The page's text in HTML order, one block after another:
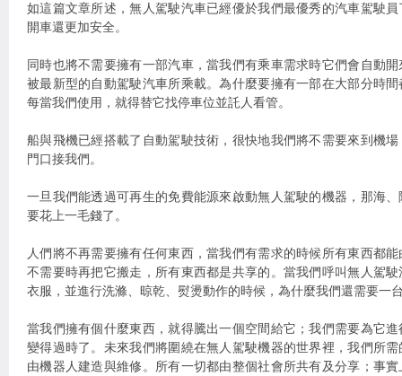
如這篇文章所述，無人駕駛汽車已經優於我們最優秀的汽車駕駛
開車還更加安全。
同時也將不需要擁有一部汽車，當我們有乘車需求時它們會自動
被最新型的自動駕駛汽車所乘載。為什麼要擁有一部在大部分時
每當我們使用，就得替它找停車位並託人看管。
船與飛機已經搭載了自動駕駛技術，很快地我們將不需要來到機
門口接我們。
一旦我們能透過可再生的免費能源來啟動無人駕駛的機器，那海
要花上一毛錢了。
人們將不再需要擁有任何東西，當我們有需求的時候所有東西都
不需要時再把它搬走，所有東西都是共享的。當我們呼叫無人駕
衣服，並進行洗滌、晾乾、熨燙動作的時候，為什麼我們還需要一
當我們擁有個什麼東西，就得騰出一個空間給它；我們需要為它
變得過時了。未來我們將圍繞在無人駕駛機器的世界裡，我們所
由機器人建造與維修。所有一切都由整個社會所共有及分享；事